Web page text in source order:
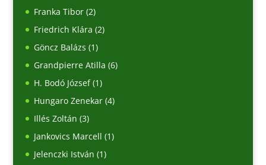
Franka Tibor(2)
Friedrich Klára (2)
Göncz Balázs (1)
Grandpierre Atilla (6)
H. Bodó József(1)
Hungaro Zenekar(4)
Illés Zoltán (3)
Jankovics Marcell (1)
Jelenczki István (1)